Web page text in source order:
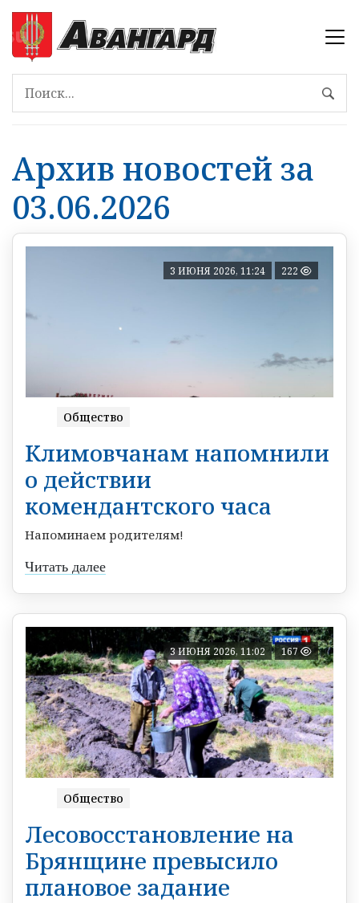
Архив новостей за
03.06.2026
3 ИЮНЯ 2026, 11:24 222
Общество
Климовчанам напомнили
о действии
комендантского часа
Напоминаем родителям!
Читать далее
3 ИЮНЯ 2026, 11:02 167
Общество
Лесовосстановление на
Брянщине превысило
плановое задание